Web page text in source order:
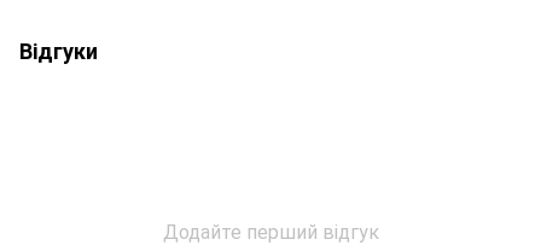
Відгуки
Додайте перший відгук